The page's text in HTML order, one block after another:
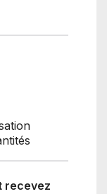
recevez